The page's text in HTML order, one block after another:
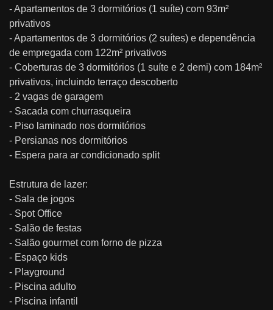
- Apartamentos de 3 dormitórios (1 suíte) com 93m²
privativos
- Apartamentos de 3 dormitórios (2 suítes) e dependência
de empregada com 122m² privativos
- Coberturas de 3 dormitórios (1 suíte e 2 demi) com 184m²
privativos, incluindo terraço descoberto
- 2 vagas de garagem
- Sacada com churrasqueira
- Piso laminado nos dormitórios
- Persianas nos dormitórios
- Espera para ar condicionado split
Estrutura de lazer:
- Sala de jogos
- Spot Office
- Salão de festas
- Salão gourmet com forno de pizza
- Espaço kids
- Playground
- Piscina adulto
- Piscina infantil